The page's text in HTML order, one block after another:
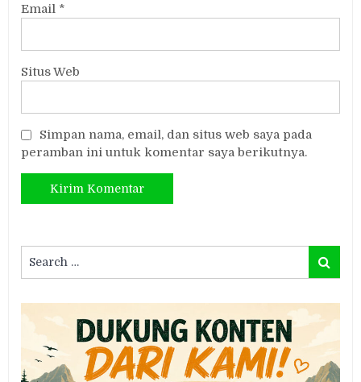
Email *
Situs Web
Simpan nama, email, dan situs web saya pada
peramban ini untuk komentar saya berikutnya.
for:
Search